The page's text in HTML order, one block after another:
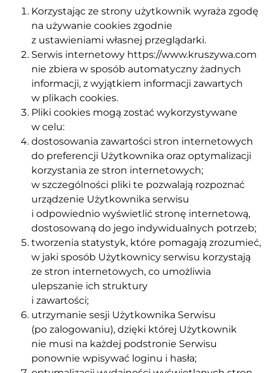
Korzystając ze strony użytkownik wyraża zgodę
na używanie cookies zgodnie
z ustawieniami własnej przeglądarki.
Serwis internetowy https://www.kruszywa.com
nie zbiera w sposób automatyczny żadnych
informacji, z wyjątkiem informacji zawartych
w plikach cookies.
Pliki cookies mogą zostać wykorzystywane
w celu:
dostosowania zawartości stron internetowych
do preferencji Użytkownika oraz optymalizacji
korzystania ze stron internetowych;
w szczególności pliki te pozwalają rozpoznać
urządzenie Użytkownika serwisu
i odpowiednio wyświetlić stronę internetową,
dostosowaną do jego indywidualnych potrzeb;
tworzenia statystyk, które pomagają zrozumieć,
w jaki sposób Użytkownicy serwisu korzystają
ze stron internetowych, co umożliwia
ulepszanie ich struktury
i zawartości;
utrzymanie sesji Użytkownika Serwisu
(po zalogowaniu), dzięki której Użytkownik
nie musi na każdej podstronie Serwisu
ponownie wpisywać loginu i hasła;